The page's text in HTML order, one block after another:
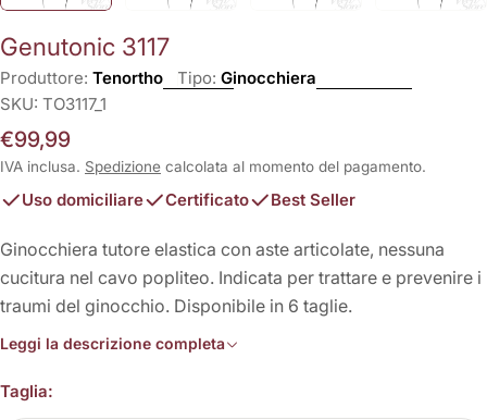
Genutonic 3117
Produttore: Tenortho Tipo: Ginocchiera
SKU: TO3117_1
Prezzo
normale
€99,99
IVA inclusa. Spedizione calcolata al momento del pagamento.
Uso domiciliare Certificato Best Seller
Ginocchiera tutore elastica con aste articolate, nessuna
cucitura nel cavo popliteo. Indicata per trattare e prevenire i
traumi del ginocchio. Disponibile in 6 taglie.
Leggi la descrizione completa
Taglia: